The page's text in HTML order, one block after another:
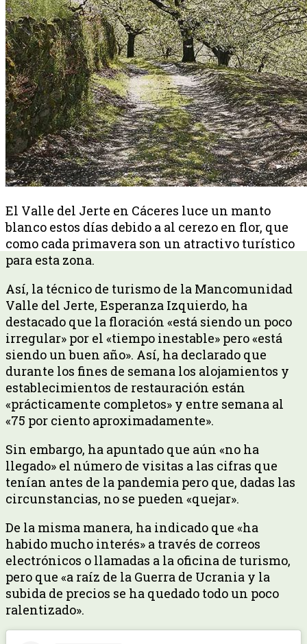
El Valle del Jerte en Cáceres luce un manto
blanco estos días debido a al cerezo en flor, que
como cada primavera son un atractivo turístico
para esta zona.
Así, la técnico de turismo de la Mancomunidad
Valle del Jerte, Esperanza Izquierdo, ha
destacado que la floración «está siendo un poco
irregular» por el «tiempo inestable» pero «está
siendo un buen año». Así, ha declarado que
durante los fines de semana los alojamientos y
establecimientos de restauración están
«prácticamente completos» y entre semana al
«75 por ciento aproximadamente».
Sin embargo, ha apuntado que aún «no ha
llegado» el número de visitas a las cifras que
tenían antes de la pandemia pero que, dadas las
circunstancias, no se pueden «quejar».
De la misma manera, ha indicado que «ha
habido mucho interés» a través de correos
electrónicos o llamadas a la oficina de turismo,
pero que «a raíz de la Guerra de Ucrania y la
subida de precios se ha quedado todo un poco
ralentizado».